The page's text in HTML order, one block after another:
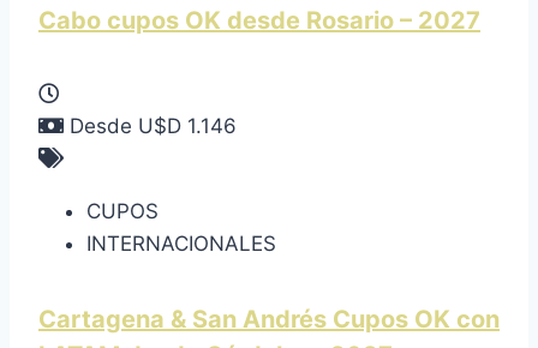
Cabo cupos OK desde Rosario – 2027
Desde U$D 1.146
CUPOS
INTERNACIONALES
Cartagena & San Andrés Cupos OK con